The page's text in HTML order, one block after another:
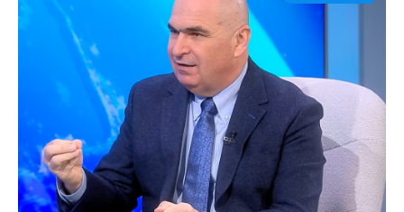
Adaugă aici textul pentru
subtitluAdaugă aici
textul pentru
subtitluAdaugă aici
textul pentru
subtitluAdaugă aici
textul pentru subti